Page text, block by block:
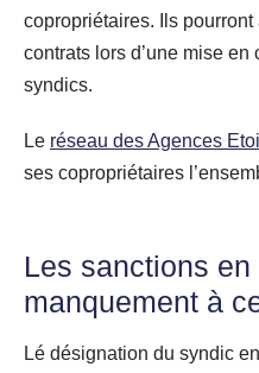
copropriétaires. Ils
contrats lors d’une mise
syndics.
Le réseau des Agences
ses copropriétaires
Les sanctions en
manquement à
Lé désignation du syndic